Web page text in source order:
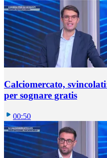
Calciomercato,
per sognare gratis
00:50